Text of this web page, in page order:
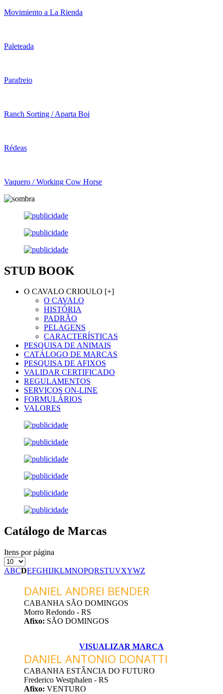
Movimiento a La Rienda
Paleteada
Parafreio
Ranch Sorting / Aparta Boi
Rédeas
Vaquero / Working Cow Horse
STUD BOOK
O CAVALO CRIOULO [+]
O CAVALO
HISTÓRIA
PADRÃO
PELAGENS
CARACTERÍSTICAS
PESQUISA DE ANIMAIS
CATÁLOGO DE MARCAS
PESQUISA DE AFIXOS
VALIDAR CERTIFICADO
REGULAMENTOS
SERVIÇOS ON-LINE
FORMULÁRIOS
VALORES
Catálogo de Marcas
Itens por página
ABCDEFGHIJKLMNOPQRSTUVXYWZ
DANIEL ANDREI BENDER
CABANHA SÃO DOMINGOS
Morro Redondo - RS
Afixo: SÃO DOMINGOS
VISUALIZAR MARCA
DANIEL ANTONIO DONATTI
CABANHA ESTÂNCIA DO FUTURO
Frederico Westphalen - RS
Afixo: VENTURO